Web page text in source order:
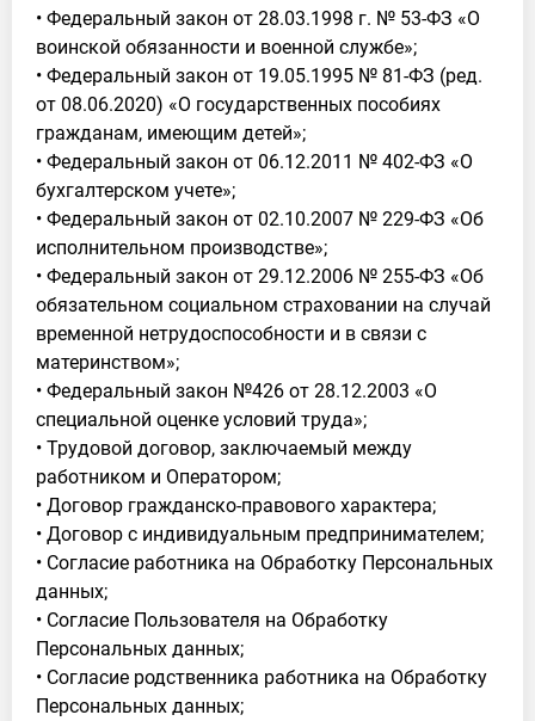
• Федеральный закон от 28.03.1998 г. № 53-ФЗ «О
воинской обязанности и военной службе»;
• Федеральный закон от 19.05.1995 № 81-ФЗ (ред.
от 08.06.2020) «О государственных пособиях
гражданам, имеющим детей»;
• Федеральный закон от 06.12.2011 № 402-ФЗ «О
бухгалтерском учете»;
• Федеральный закон от 02.10.2007 № 229-ФЗ «Об
исполнительном производстве»;
• Федеральный закон от 29.12.2006 № 255-ФЗ «Об
обязательном социальном страховании на случай
временной нетрудоспособности и в связи с
материнством»;
• Федеральный закон №426 от 28.12.2003 «О
специальной оценке условий труда»;
• Трудовой договор, заключаемый между
работником и Оператором;
• Договор гражданско-правового характера;
• Договор с индивидуальным предпринимателем;
• Согласие работника на Обработку Персональных
данных;
• Согласие Пользователя на Обработку
Персональных данных;
• Согласие родственника работника на Обработку
Персональных данных;